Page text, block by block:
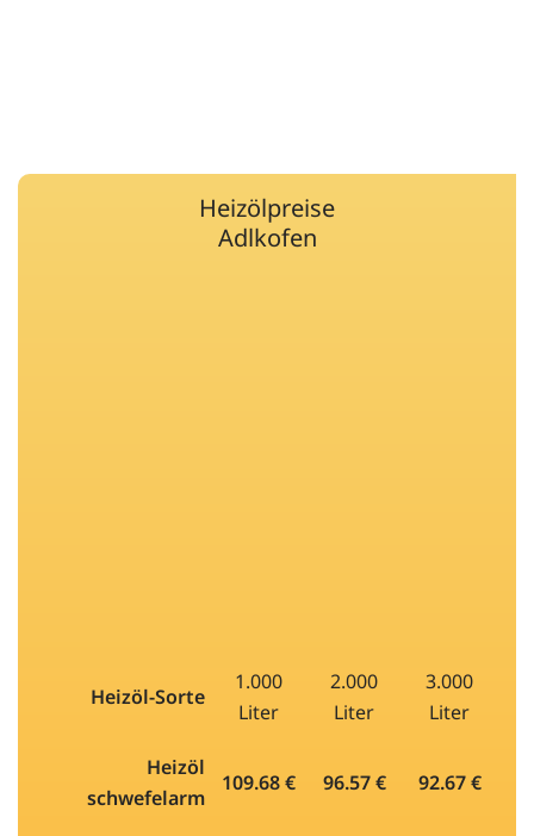
Heizölpreise
Adlkofen
Heizöl-Sorte
1.000
Liter
2.000
Liter
3.000
Liter
Heizöl
schwefelarm
109.68 € 96.57 € 92.67 €